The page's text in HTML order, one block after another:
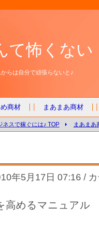
て怖くな
らは自分で頑張らないと♪
商材 まあまあ商材
ネスで稼ぐには♪ TOP まあまあ
年5月17日 07:16 /
めるマニュアル